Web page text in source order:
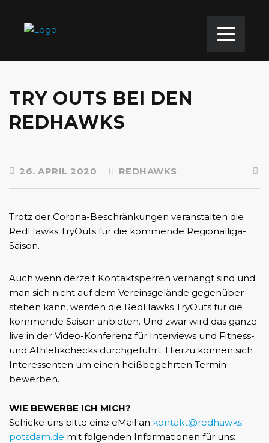
TRY OUTS BEI DEN
REDHAWKS
26. APRIL 2020 REDHAWKS
Trotz der Corona-Beschränkungen veranstalten die
RedHawks TryOuts für die kommende Regionalliga-
Saison.
Auch wenn derzeit Kontaktsperren verhängt sind und
man sich nicht auf dem Vereinsgelände gegenüber
stehen kann, werden die RedHawks TryOuts für die
kommende Saison anbieten. Und zwar wird das ganze
live in der Video-Konferenz für Interviews und Fitness-
und Athletikchecks durchgeführt. Hierzu können sich
Interessenten um einen heißbegehrten Termin
bewerben.
WIE BEWERBE ICH MICH?
Schicke uns bitte eine eMail an kontakt@redhawks-
potsdam.de mit folgenden Informationen für uns: